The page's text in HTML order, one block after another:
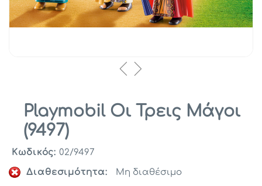
Playmobil Οι Τρεις Μάγοι
(9497)
Κωδικός: 02/9497
Διαθεσιμότητα:
Μη διαθέσιμο